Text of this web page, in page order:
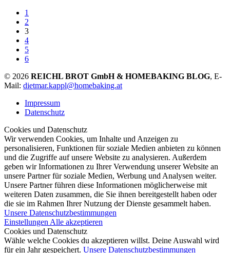
1
2
3
4
5
6
© 2026 REICHL BROT GmbH & HOMEBAKING BLOG, E-
Mail: dietmar.kappl@homebaking.at
Impressum
Datenschutz
Cookies und Datenschutz
Wir verwenden Cookies, um Inhalte und Anzeigen zu
personalisieren, Funktionen für soziale Medien anbieten zu können
und die Zugriffe auf unsere Website zu analysieren. Außerdem
geben wir Informationen zu Ihrer Verwendung unserer Website an
unsere Partner für soziale Medien, Werbung und Analysen weiter.
Unsere Partner führen diese Informationen möglicherweise mit
weiteren Daten zusammen, die Sie ihnen bereitgestellt haben oder
die sie im Rahmen Ihrer Nutzung der Dienste gesammelt haben.
Unsere Datenschutzbestimmungen
Einstellungen Alle akzeptieren
Cookies und Datenschutz
Wähle welche Cookies du akzeptieren willst. Deine Auswahl wird
für ein Jahr gespeichert. Unsere Datenschutzbestimmungen